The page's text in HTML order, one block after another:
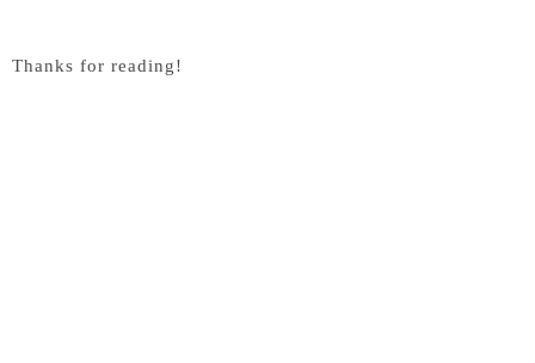
Thanks for reading!